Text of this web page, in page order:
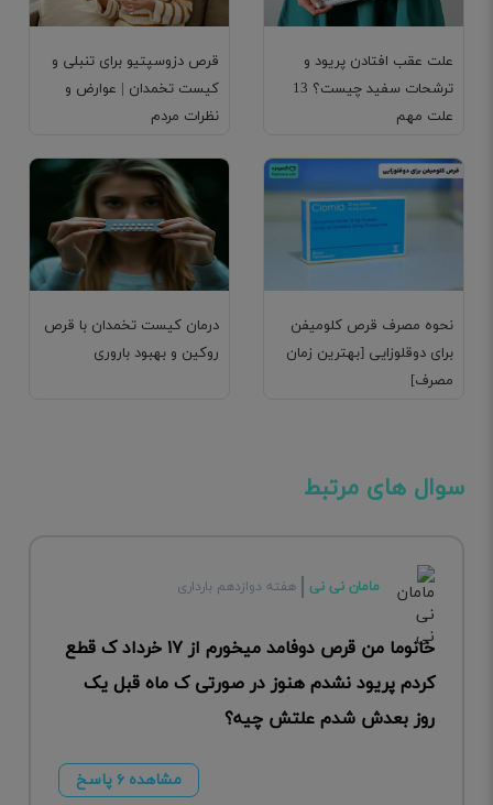
قرص دزوسپتیو برای تنبلی و
کیست تخمدان | عوارض و
نظرات مردم
علت عقب افتادن پریود و
ترشحات سفید چیست؟ 13
علت مهم
درمان کیست تخمدان با قرص
روکین و بهبود باروری
نحوه مصرف قرص کلومیفن
برای دوقلوزایی [بهترین زمان
مصرف]
سوال های مرتبط
مامان نی نی هفته دوازدهم بارداری
خانوما من قرص دوفامد میخورم از ۱۷ خرداد ک قطع
کردم پریود نشدم هنوز در صورتی ک ماه قبل یک
روز بعدش شدم علتش چیه؟
مشاهده ۶ پاسخ